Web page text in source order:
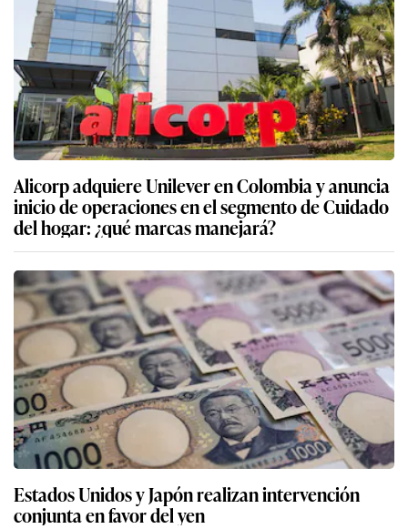
Alicorp adquiere Unilever en Colombia y anuncia
inicio de operaciones en el segmento de Cuidado
del hogar: ¿qué marcas manejará?
Estados Unidos y Japón realizan intervención
conjunta en favor del yen